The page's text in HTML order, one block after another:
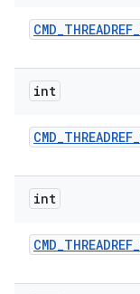
CMD_THREADREF_
int
CMD_THREADREF_
int
CMD_THREADREF_